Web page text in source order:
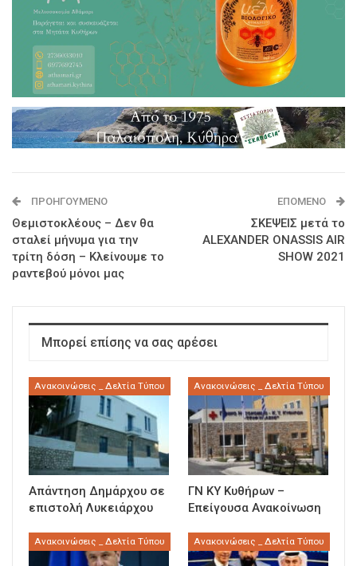
ΠΡΟΗΓΟΎΜΕΝΟ
Θεμιστοκλέους – Δεν θα
σταλεί μήνυμα για την
τρίτη δόση – Κλείνουμε το
ραντεβού μόνοι μας
ΕΠΌΜΕΝΟ
ΣΚΕΨΕΙΣ μετά το
ALEXANDER ONASSIS AIR
SHOW 2021
Μπορεί επίσης να σας αρέσει
Ανακοινώσεις _ Δελτία Τύπου
Απάντηση Δημάρχου σε
επιστολή Λυκειάρχου
Ανακοινώσεις _ Δελτία Τύπου
ΓΝ ΚΥ Κυθήρων –
Επείγουσα Ανακοίνωση
Ανακοινώσεις _ Δελτία Τύπου Ανακοινώσεις _ Δελτία Τύπου